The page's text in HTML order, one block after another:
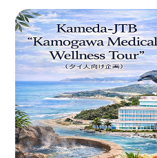
运营公司
个人信息保护政策
公司指南与政策
JTB治理
日语 英语 汉语 越